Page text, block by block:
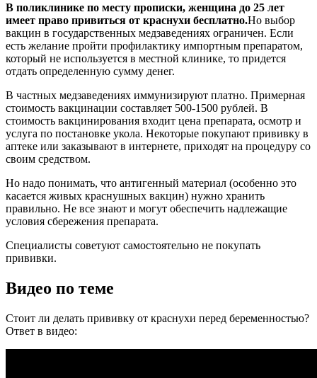
В поликлинике по месту прописки, женщина до 25 лет
имеет право привиться от краснухи бесплатно.Но выбор
вакцин в государственных медзаведениях ограничен. Если
есть желание пройти профилактику импортным препаратом,
который не используется в местной клинике, то придется
отдать определенную сумму денег.
В частных медзаведениях иммунизируют платно. Примерная
стоимость вакцинации составляет 500-1500 рублей. В
стоимость вакцинирования входит цена препарата, осмотр и
услуга по постановке укола. Некоторые покупают прививку в
аптеке или заказывают в интернете, приходят на процедуру со
своим средством.
Но надо понимать, что антигенный материал (особенно это
касается живых краснушных вакцин) нужно хранить
правильно. Не все знают и могут обеспечить надлежащие
условия сбережения препарата.
Специалисты советуют самостоятельно не покупать
прививки.
Видео по теме
Стоит ли делать прививку от краснухи перед беременностью?
Ответ в видео: